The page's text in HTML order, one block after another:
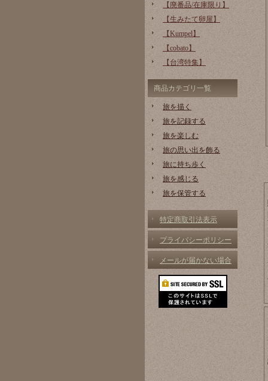
【廃番品/在庫限り】
【生みたて卵屋】
【Kumpel】
【cobato】
【台湾特集】
商品カテゴリ一覧
旅を描く
旅を記録する
旅を楽しむ
旅の思い出を飾る
旅に持ち歩く
旅を感じる
旅を保管する
特定商取引法表示
プライバシーポリシー
メールが届かない場合